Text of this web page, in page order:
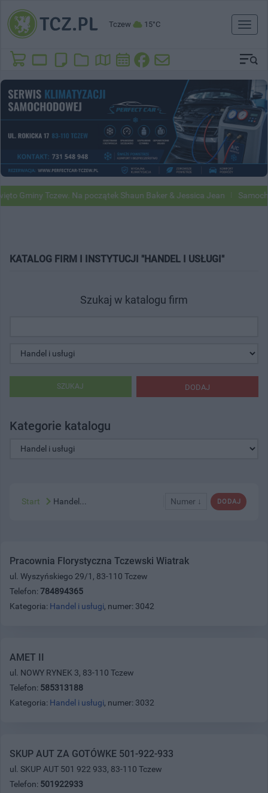
Tczew 15°C
Toggle
Gminy Tczew. Na początek Shaun Baker & Jessica Jean
KATALOG FIRM I INSTYTUCJI "HANDEL I USŁUGI"
Szukaj w katalogu firm
DODAJ
SZUKAJ
Kategorie katalogu
DODAJ
Numer ↓
Start Handel...
Pracownia Florystyczna Tczewski Wiatrak
ul. Wyszyńskiego 29/1, 83-110 Tczew
Telefon: 784894365
Kategoria: Handel i usługi, numer: 3042
AMET II
ul. NOWY RYNEK 3, 83-110 Tczew
Telefon: 585313188
Kategoria: Handel i usługi, numer: 3032
SKUP AUT ZA GOTÓWKE 501-922-933
ul. SKUP AUT 501 922 933, 83-110 Tczew
Telefon: 501922933